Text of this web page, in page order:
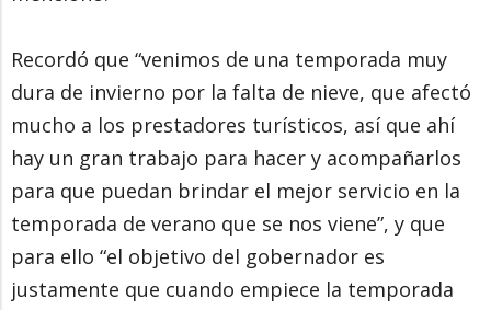
Recordó que “venimos de una temporada muy
dura de invierno por la falta de nieve, que afectó
mucho a los prestadores turísticos, así que ahí
hay un gran trabajo para hacer y acompañarlos
para que puedan brindar el mejor servicio en la
temporada de verano que se nos viene”, y que
para ello “el objetivo del gobernador es
justamente que cuando empiece la temporada